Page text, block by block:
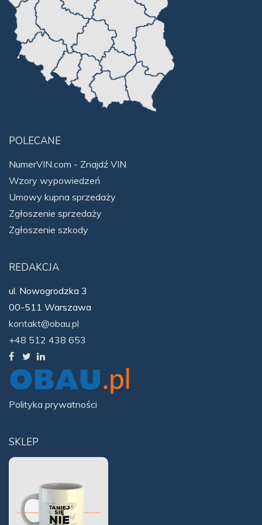
SKLEP
POLECANE
NumerVIN.com - Znajdź VIN
Wzory wypowiedzeń
Umowy kupna sprzedaży
Zgłoszenie sprzedaży
Zgłoszenie szkody
REDAKCJA
ul. Nowogrodzka 3
00-511 Warszawa
kontakt@obau.pl
+48 512 438 653
Polityka prywatności